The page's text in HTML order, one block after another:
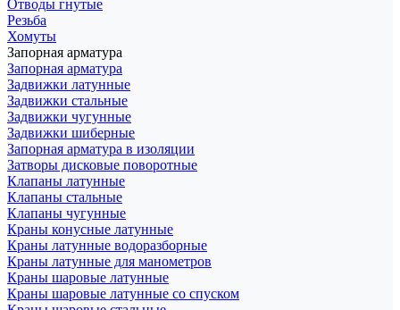
Отводы гнутые
Резьба
Хомуты
Запорная арматура
Запорная арматура
Задвижки латунные
Задвижки стальные
Задвижки чугунные
Задвижки шиберные
Запорная арматура в изоляции
Затворы дисковые поворотные
Клапаны латунные
Клапаны стальные
Клапаны чугунные
Краны конусные латунные
Краны латунные водоразборные
Краны латунные для манометров
Краны шаровые латунные
Краны шаровые латунные со спуском